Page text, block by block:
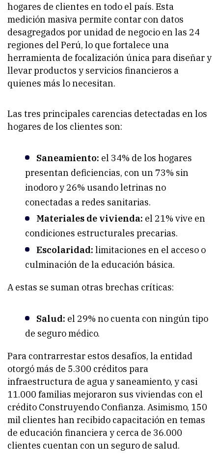
hogares de clientes en todo el país. Esta
medición masiva permite contar con datos
desagregados por unidad de negocio en las 24
regiones del Perú, lo que fortalece una
herramienta de focalización única para diseñar y
llevar productos y servicios financieros a
quienes más lo necesitan.
Las tres principales carencias detectadas en los
hogares de los clientes son:
Saneamiento: el 34% de los hogares
presentan deficiencias, con un 73% sin
inodoro y 26% usando letrinas no
conectadas a redes sanitarias.
Materiales de vivienda: el 21% vive en
condiciones estructurales precarias.
Escolaridad: limitaciones en el acceso o
culminación de la educación básica.
A estas se suman otras brechas críticas:
Salud: el 29% no cuenta con ningún tipo
de seguro médico.
Para contrarrestar estos desafíos, la entidad
otorgó más de 5.300 créditos para
infraestructura de agua y saneamiento, y casi
11.000 familias mejoraron sus viviendas con el
crédito Construyendo Confianza. Asimismo, 150
mil clientes han recibido capacitación en temas
de educación financiera y cerca de 36.000
clientes cuentan con un seguro de salud.